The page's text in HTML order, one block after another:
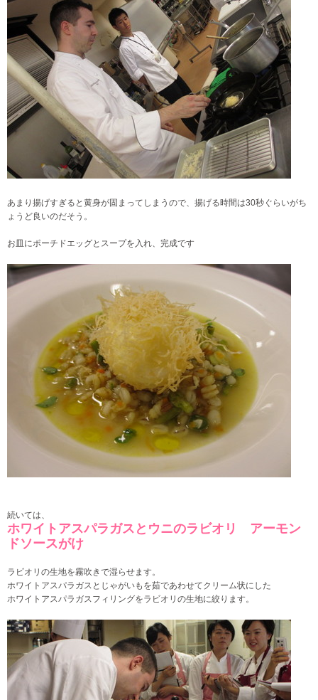
あまり揚げすぎると黄身が固まってしまうので、揚げる時間は30秒ぐらいがち
ょうど良いのだそう。
お皿にポーチドエッグとスープを入れ、完成です
続いては、
ホワイトアスパラガスとウニのラビオリ アーモン
ドソースがけ
ラビオリの生地を霧吹きで湿らせます。
ホワイトアスパラガスとじゃがいもを茹であわせてクリーム状にした
ホワイトアスパラガスフィリングをラビオリの生地に絞ります。